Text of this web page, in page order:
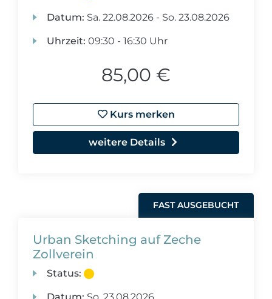
Datum: Sa. 22.08.2026 - So. 23.08.2026
Uhrzeit: 09:30 - 16:30 Uhr
85,00 €
Kurs merken
weitere Details
FAST AUSGEBUCHT
Urban Sketching auf Zeche
Zollverein
Status: